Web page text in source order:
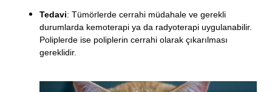
Tedavi: Tümörlerde cerrahi müdahale ve gerekli
durumlarda kemoterapi ya da radyoterapi uygulanabilir.
Poliplerde ise poliplerin cerrahi olarak çıkarılması
gereklidir.